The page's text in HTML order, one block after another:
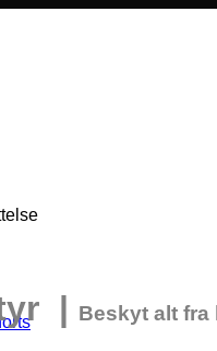
| Beskyt alt